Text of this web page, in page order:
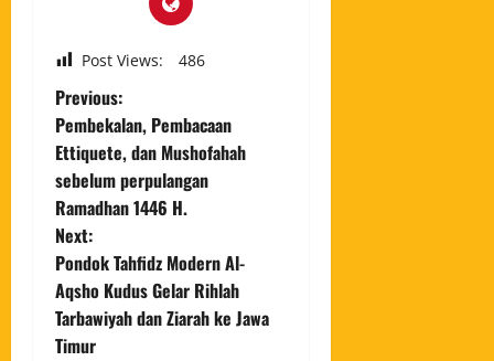
Post Views: 486
Previous:
Pembekalan, Pembacaan
Ettiquete, dan Mushofahah
sebelum perpulangan
Ramadhan 1446 H.
Next:
Pondok Tahfidz Modern Al-
Aqsho Kudus Gelar Rihlah
Tarbawiyah dan Ziarah ke Jawa
Timur